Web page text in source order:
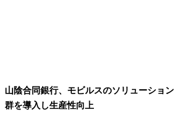
山陰合同銀行、モビルスのソリューション
群を導入し生産性向上